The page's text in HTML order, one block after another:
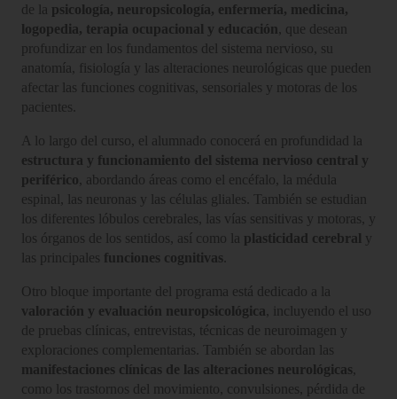
de la psicología, neuropsicología, enfermería, medicina,
logopedia, terapia ocupacional y educación , que desean
profundizar en los fundamentos del sistema nervioso, su
anatomía, fisiología y las alteraciones neurológicas que pueden
afectar las funciones cognitivas, sensoriales y motoras de los
pacientes.
A lo largo del curso, el alumnado conocerá en profundidad la
estructura y funcionamiento del sistema nervioso central y
periférico , abordando áreas como el encéfalo, la médula
espinal, las neuronas y las células gliales. También se estudian
los diferentes lóbulos cerebrales, las vías sensitivas y motoras, y
los órganos de los sentidos, así como la plasticidad cerebral y
las principales funciones cognitivas
Otro bloque importante del programa está dedicado a la
valoración y evaluación neuropsicológica , incluyendo el uso
de pruebas clínicas, entrevistas, técnicas de neuroimagen y
exploraciones complementarias. También se abordan las
manifestaciones clínicas de las alteraciones neurológicas
como los trastornos del movimiento, convulsiones, pérdida de